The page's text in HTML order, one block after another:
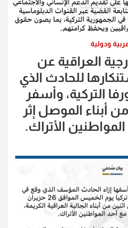
ودولية
العراقية عن
للحادث الذي
التركية، وأسفر
أبناء الموصل إثر
الأتراك.